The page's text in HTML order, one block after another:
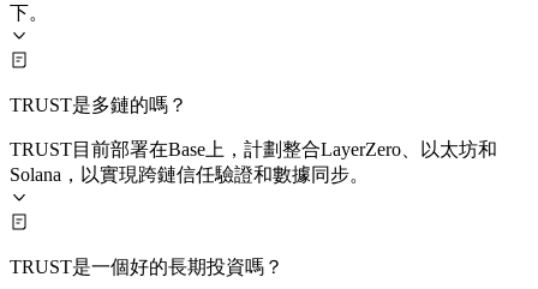
下。
TRUST是多鏈的嗎？
TRUST目前部署在Base上，計劃整合LayerZero、以太坊和
Solana，以實現跨鏈信任驗證和數據同步。
TRUST是一個好的長期投資嗎？